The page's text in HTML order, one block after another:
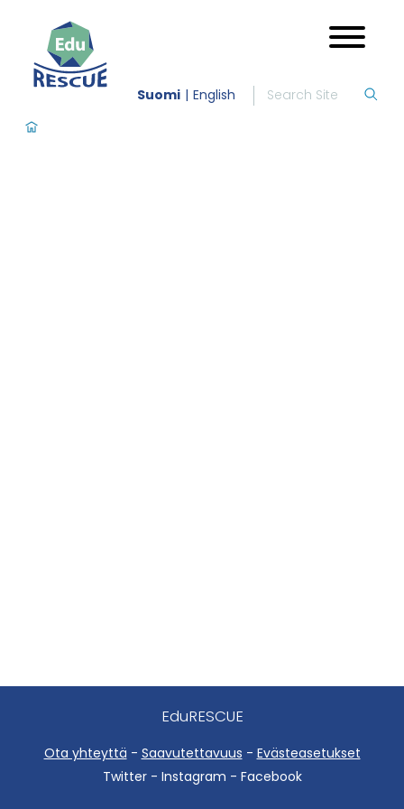
Suomi English
EduRESCUE
Ota yhteyttä - Saavutettavuus - Evästeasetukset
Twitter - Instagram - Facebook